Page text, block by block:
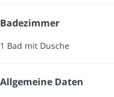
Badezimmer
1 Bad mit Dusche
Allgemeine Daten